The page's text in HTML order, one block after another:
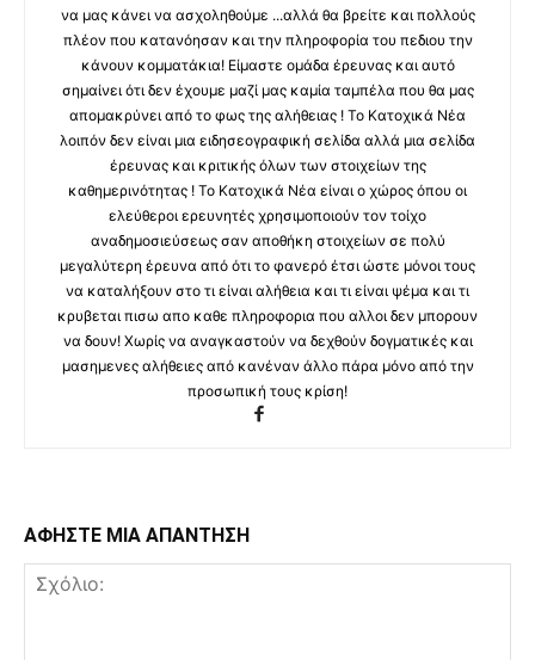
να μας κάνει να ασχοληθούμε ...αλλά θα βρείτε και πολλούς
πλέον που κατανόησαν και την πληροφορία του πεδιου την
κάνουν κομματάκια! Είμαστε ομάδα έρευνας και αυτό
σημαίνει ότι δεν έχουμε μαζί μας καμία ταμπέλα που θα μας
απομακρύνει από το φως της αλήθειας ! Το Κατοχικά Νέα
λοιπόν δεν είναι μια ειδησεογραφική σελίδα αλλά μια σελίδα
έρευνας και κριτικής όλων των στοιχείων της
καθημερινότητας ! Το Κατοχικά Νέα είναι ο χώρος όπου οι
ελεύθεροι ερευνητές χρησιμοποιούν τον τοίχο
αναδημοσιεύσεως σαν αποθήκη στοιχείων σε πολύ
μεγαλύτερη έρευνα από ότι το φανερό έτσι ώστε μόνοι τους
να καταλήξουν στο τι είναι αλήθεια και τι είναι ψέμα και τι
κρυβεται πισω απο καθε πληροφορια που αλλοι δεν μπορουν
να δουν! Χωρίς να αναγκαστούν να δεχθούν δογματικές και
μασημενες αλήθειες από κανέναν άλλο πάρα μόνο από την
προσωπική τους κρίση!
ΑΦΗΣΤΕ ΜΙΑ ΑΠΑΝΤΗΣΗ